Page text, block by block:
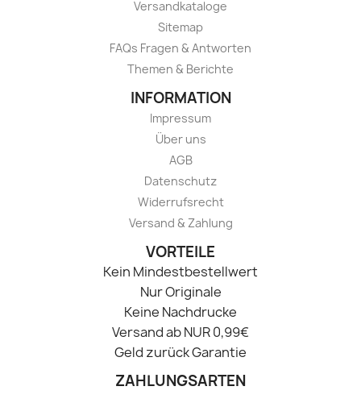
Versandkataloge
Sitemap
FAQs Fragen & Antworten
Themen & Berichte
INFORMATION
Impressum
Über uns
AGB
Datenschutz
Widerrufsrecht
Versand & Zahlung
VORTEILE
Kein Mindestbestellwert
Nur Originale
Keine Nachdrucke
Versand ab NUR 0,99€
Geld zurück Garantie
ZAHLUNGSARTEN